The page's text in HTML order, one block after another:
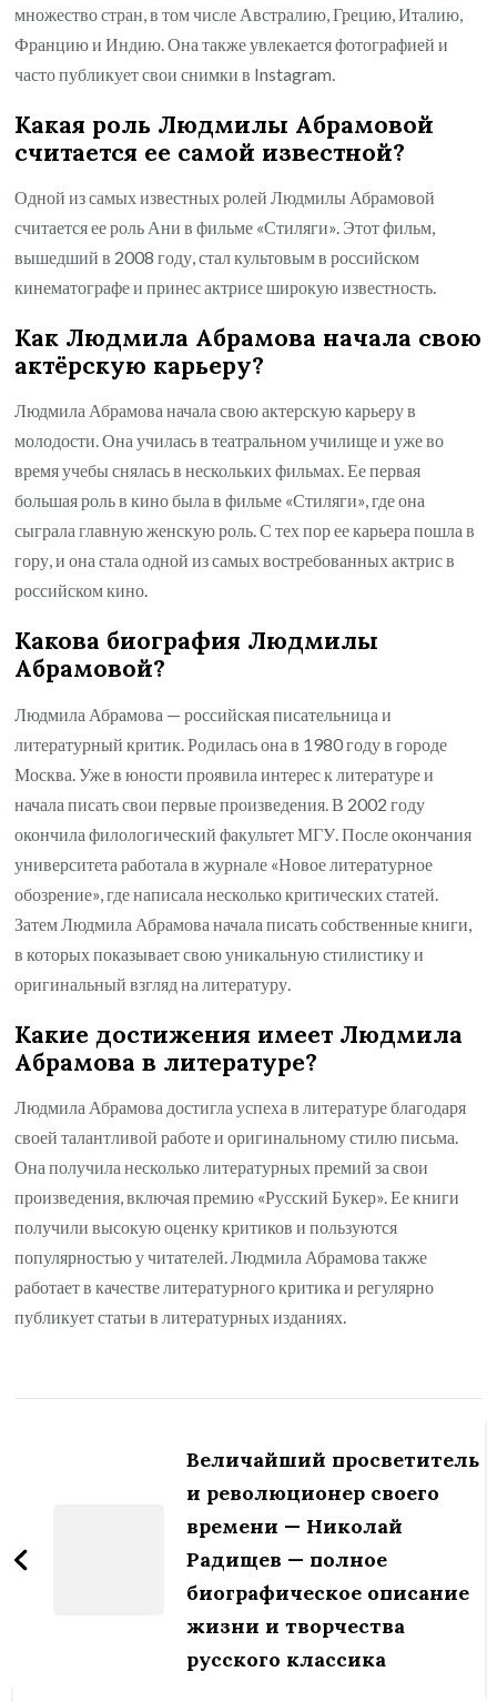
множество стран, в том числе Австралию, Грецию, Италию,
Францию и Индию. Она также увлекается фотографией и
часто публикует свои снимки в Instagram.
Какая роль Людмилы Абрамовой
считается ее самой известной?
Одной из самых известных ролей Людмилы Абрамовой
считается ее роль Ани в фильме «Стиляги». Этот фильм,
вышедший в 2008 году, стал культовым в российском
кинематографе и принес актрисе широкую известность.
Как Людмила Абрамова начала свою
актёрскую карьеру?
Людмила Абрамова начала свою актерскую карьеру в
молодости. Она училась в театральном училище и уже во
время учебы снялась в нескольких фильмах. Ее первая
большая роль в кино была в фильме «Стиляги», где она
сыграла главную женскую роль. С тех пор ее карьера пошла в
гору, и она стала одной из самых востребованных актрис в
российском кино.
Какова биография Людмилы
Абрамовой?
Людмила Абрамова — российская писательница и
литературный критик. Родилась она в 1980 году в городе
Москва. Уже в юности проявила интерес к литературе и
начала писать свои первые произведения. В 2002 году
окончила филологический факультет МГУ. После окончания
университета работала в журнале «Новое литературное
обозрение», где написала несколько критических статей.
Затем Людмила Абрамова начала писать собственные книги,
в которых показывает свою уникальную стилистику и
оригинальный взгляд на литературу.
Какие достижения имеет Людмила
Абрамова в литературе?
Людмила Абрамова достигла успеха в литературе благодаря
своей талантливой работе и оригинальному стилю письма.
Она получила несколько литературных премий за свои
произведения, включая премию «Русский Букер». Ее книги
получили высокую оценку критиков и пользуются
популярностью у читателей. Людмила Абрамова также
работает в качестве литературного критика и регулярно
публикует статьи в литературных изданиях.
Величайший просветитель
и революционер своего
времени — Николай
Радищев — полное
биографическое описание
жизни и творчества
русского классика